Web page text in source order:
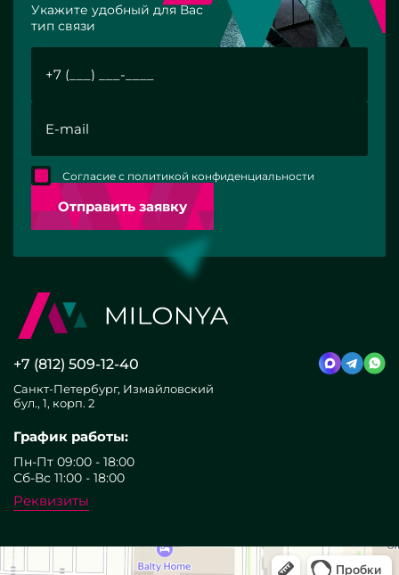
Укажите удобный для Вас
тип связи
Отправить заявку
Согласие с политикой конфиденциальности
+7 (812) 509-12-40
Санкт-Петербург, Измайловский
бул., 1, корп. 2
График работы:
Пн-Пт 09:00 - 18:00
Сб-Вс 11:00 - 18:00
Реквизиты